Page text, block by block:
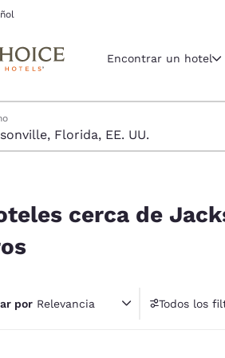
Región y
América
América
Encontrar un hotel
cerca de
por Relevancia Todos los
1